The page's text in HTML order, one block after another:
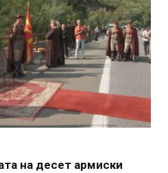
на десет армиски